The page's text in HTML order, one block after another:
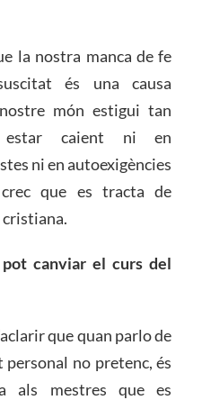
la nostra manca de fe
és una causa
món estigui tan
estar caient ni en
ni en autoexigències
que es tracta de
cristiana.
canviar el curs del
que quan parlo de
no pretenc, és
als mestres que es